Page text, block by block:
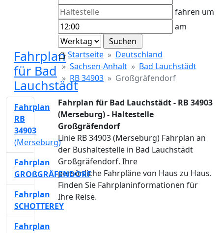
fahren um
am
Fahrplan
für Bad
Lauchstädt
Startseite
Deutschland
Sachsen-Anhalt
Bad Lauchstädt
RB 34903
Großgräfendorf
Fahrplan für Bad Lauchstädt - RB 34903
(Merseburg) - Haltestelle
Großgräfendorf
Linie RB 34903 (Merseburg) Fahrplan an
der Bushaltestelle in Bad Lauchstädt
Großgräfendorf. Ihre
persönliche Fahrpläne von Haus zu Haus.
Finden Sie Fahrplaninformationen für
Ihre Reise.
Fahrplan
RB
34903
(Merseburg)
Fahrplan
GROßGRÄFENDORF
Fahrplan
SCHOTTEREY
Fahrplan